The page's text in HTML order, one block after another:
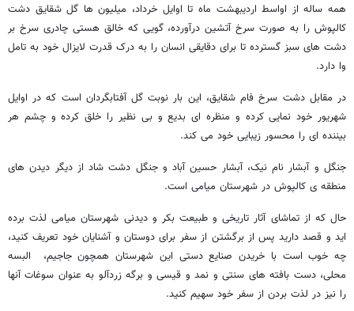
همه ساله از اواسط اردیبهشت ماه تا اوایل خرداد، میلیون ها گل شقایق دشت
کالپوش را به صورت سرخ آتشین درآورده، گویی که خالق هستی چادری سرخ بر
دشت های سبز گسترده تا برای دقایقی انسان را به درک قدرت لایزال خود به تامل
وا دارد.
در مقابل دشت سرخ فام شقایق، این بار نوبت گل آفتابگردان است که در اوایل
شهریور خود نمایی کرده و منظره ای بدیع و بی نظیر را خلق کرده و چشم هر
بیننده ای را محسور زیبایی خود می کند.
جنگل و آبشار نام نیک، آبشار حسین آباد و جنگل دشت شاد از دیگر دیدن های
منطقه ی کالپوش در شهرستان میامی است.
حال که از تماشای آثار تاریخی و طبیعت بکر و دیدنی شهرستان میامی لذت برده
اید و قصد دارید پس از برگشتن از سفر برای دوستان و آشنایان خود تعریف کنید،
چه خوب است با خریدن صنایع دستی این شهرستان همچون جاجیم، البسه
محلی، دست بافته های سنتی و نمد و قیسی و برگه زردآلو به عنوان سوغات آنها
را نیز در لذت بردن از سفر خود سهیم کنید.